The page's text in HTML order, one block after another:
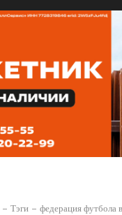
Тэги федерация футбола